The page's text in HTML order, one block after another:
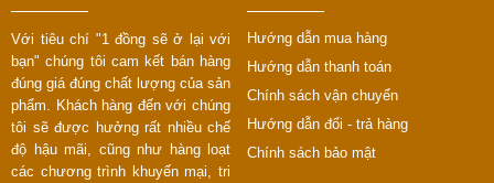
Với tiêu chí "1 đồng sẽ ở lại với
bạn" chúng tôi cam kết bán hàng
đúng giá đúng chất lượng của sản
phẩm. Khách hàng đến với chúng
tôi sẽ được hưởng rất nhiều chế
độ hậu mãi, cũng như hàng loạt
các chương trình khuyến mại, tri
Hướng dẫn mua hàng
Hướng dẫn thanh toán
Chính sách vận chuyển
Hướng dẫn đổi - trả hàng
Chính sách bảo mật